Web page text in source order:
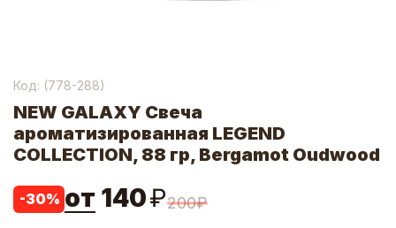
Код: (778-288)
NEW GALAXY Свеча
ароматизированная LEGEND
COLLECTION, 88 гр, Bergamot Oudwood
-30% от 140₽200₽